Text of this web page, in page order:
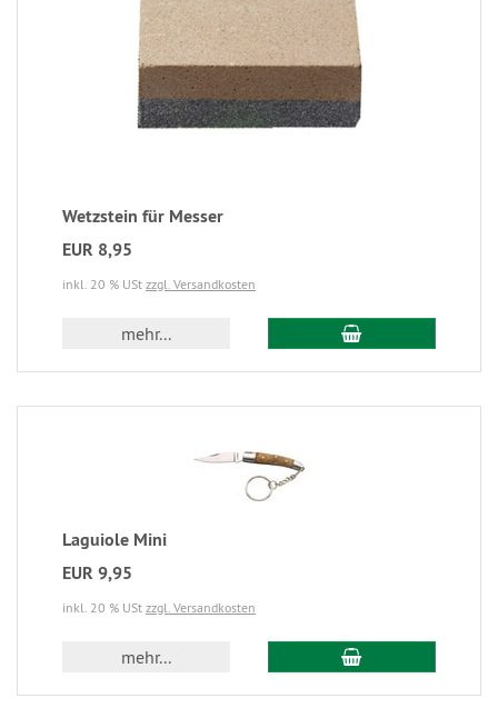
Wetzstein für Messer
EUR 8,95
inkl. 20 % USt zzgl. Versandkosten
mehr...
Laguiole Mini
EUR 9,95
inkl. 20 % USt zzgl. Versandkosten
mehr...